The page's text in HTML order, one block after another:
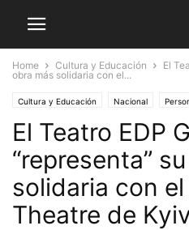
Home Cultura y Educación
El
obra más solidaria con el...
Cultura y Educación Nacional
El Teatro EDP
“representa”
solidaria con
Theatre de